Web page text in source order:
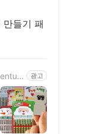
들기 패
광고